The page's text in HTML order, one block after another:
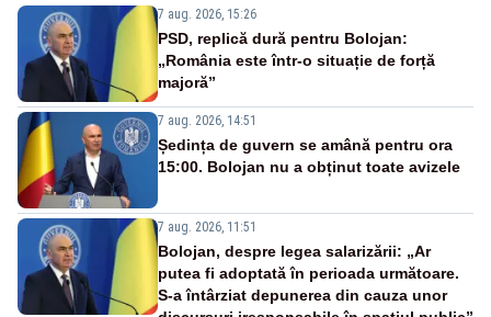
7 aug. 2026, 15:26
PSD, replică dură pentru Bolojan:
„România este într-o situație de forță
majoră”
7 aug. 2026, 14:51
Ședința de guvern se amână pentru ora
15:00. Bolojan nu a obținut toate avizele
7 aug. 2026, 11:51
Bolojan, despre legea salarizării: „Ar
putea fi adoptată în perioada următoare.
S-a întârziat depunerea din cauza unor